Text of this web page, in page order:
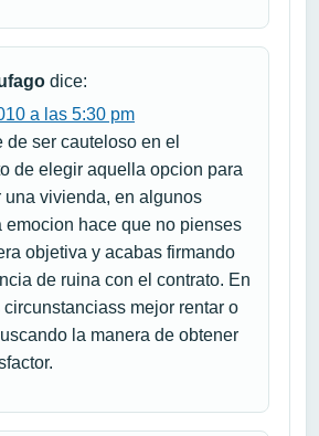
dice:
a las 5:30 pm
de ser cauteloso en el
de elegir aquella opcion para
una vivienda, en algunos
emocion hace que no pienses
objetiva y acabas firmando
de ruina con el contrato. En
mejor rentar o
la manera de obtener